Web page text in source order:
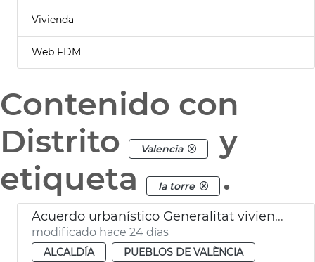
Vivienda
Web FDM
Contenido con
Distrito
Valencia
y
etiqueta
la torre .
Acuerdo urbanístico Generalitat viviendas la Torre València
modificado hace 24 días
ALCALDÍA
PUEBLOS DE VALÈNCIA